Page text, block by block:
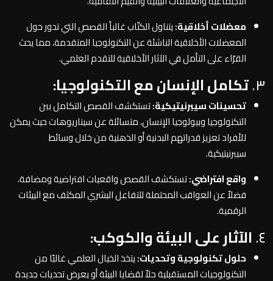
معضلات أخلاقية:يتناول الكتّاب غالباً القصص التي تدور حول
المعضلات الأخلاقية الناشئة عن التكنولوجيا المتقدمة، مما يحث
القرّاء على التأمل في الآثار الأخلاقية للتقدم العلمي.
٣. تكامل الإنسان مع التكنولوجيا:
تحسينات سيبرنيتيكية:تستكشف القصص التكامل بين
التكنولوجيا وبيولوجيا الإنسان، متسائلة عن سيناريوهات حيث يمكن
للأفراد تعزيز قدراتهم البدنية أو الذهنية من خلال وسائط
سيبرنيتيكية.
واقع افتراضي:تستكشف القصص واقعيات افتراضية ومضافة،
فضلاً عن العواقب المحتملة للتفاعل البشري المكثف مع البيئات
الرقمية.
٤. الآثار على البيئة والكوكب:
حلول تكنولوجية وتحديات:يتخذ الخيال العلمي غالبًا من
التكنولوجيات المستقبلية حلاً لقضايا البيئة أو يعرض تحديات جديدة